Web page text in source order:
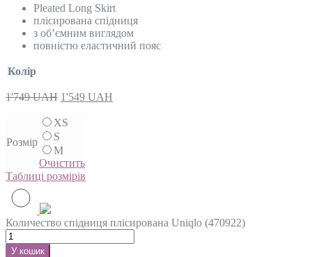
Pleated Long Skirt
плісирована спідниця
з об’ємним виглядом
повністю еластичний пояс
Колір
1'749UAH 1'549 UAH
Розмір
XS
S
M
Очистить
Таблиці розмірів
Количество спідниця плісирована Uniqlo (470922)
У кошик